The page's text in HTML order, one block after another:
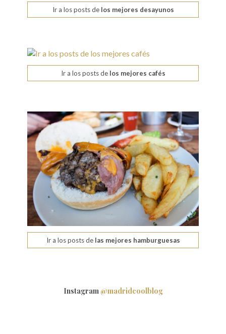
Ir a los posts delos mejores desayunos
Ir a los posts delos mejores cafés
Ir a los posts delas mejores hamburguesas
Instagram @madridcoolblog